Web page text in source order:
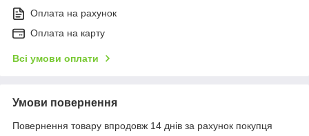
Оплата на рахунок
Оплата на карту
Всі умови оплати
Умови повернення
Повернення товару впродовж 14 днів за рахунок покупця